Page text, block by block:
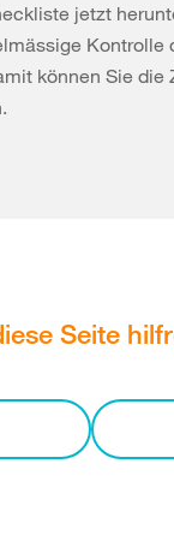
jetzt
Kontrolle
können Sie die
Seite